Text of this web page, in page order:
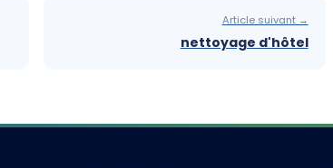
Article suivant →
nettoyage d'hôtel